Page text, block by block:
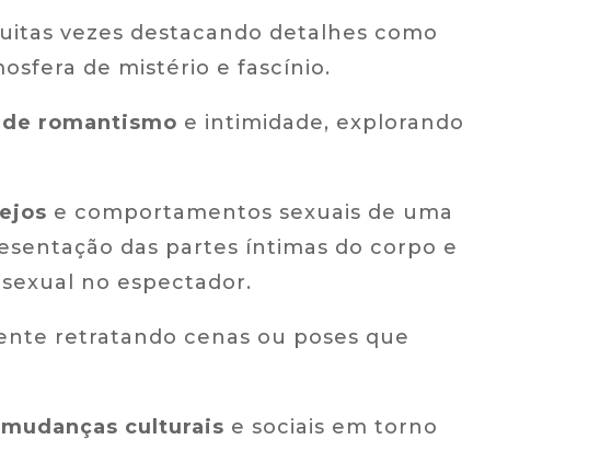
vezes destacando detalhes como
de mistério e fascínio.
romantismo e intimidade, explorando
e comportamentos sexuais de uma
das partes íntimas do corpo e
no espectador.
retratando cenas ou poses que
culturais e sociais em torno